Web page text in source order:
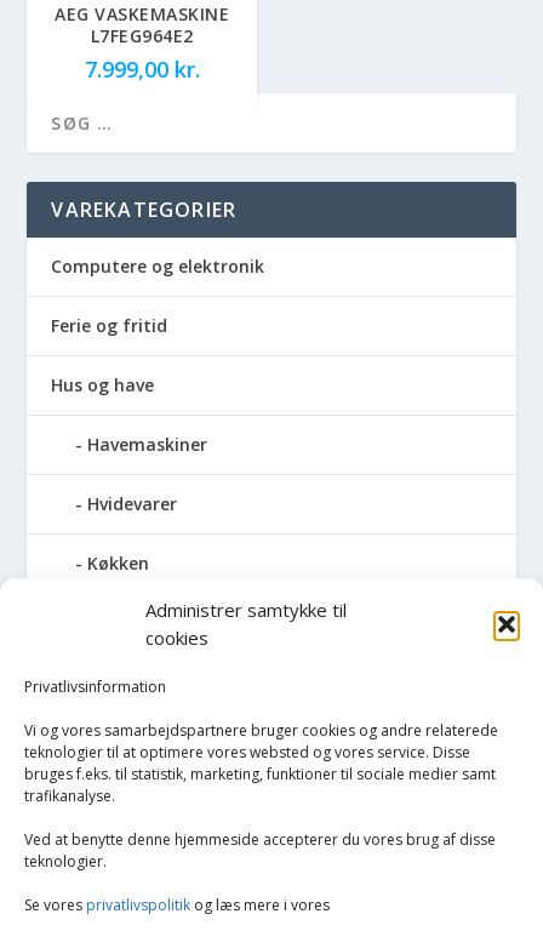
Administrer samtykke til
cookies
Privatlivsinformation
Vi og vores samarbejdspartnere bruger cookies og andre relaterede
teknologier til at optimere vores websted og vores service. Disse
bruges f.eks. til statistik, marketing, funktioner til sociale medier samt
trafikanalyse.
Ved at benytte denne hjemmeside accepterer du vores brug af disse
teknologier.
Se vores privatlivspolitik og læs mere i vores
AEG VASKEMASKINE
L7FEG964E2
7.999,00 kr.
VAREKATEGORIER
Computere og elektronik
Ferie og fritid
Hus og have
Havemaskiner
Hvidevarer
Køkken
Elkedler
Kaffemaskiner
Køkkenmaskiner og tilbehør
Køkkenvægte
Opvarmning